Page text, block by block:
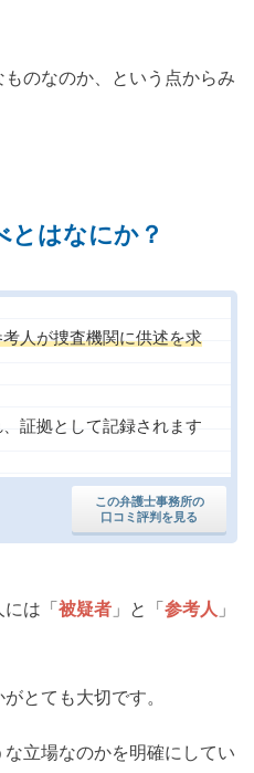
のなのか、という点からみ
とはなにか？
この弁護士事務所の
口コミ評判を見る
人が捜査機関に供述を求
証拠として記録されます
は「 被疑者 」と「 参考人 」
とても大切です。
立場なのかを明確にしてい